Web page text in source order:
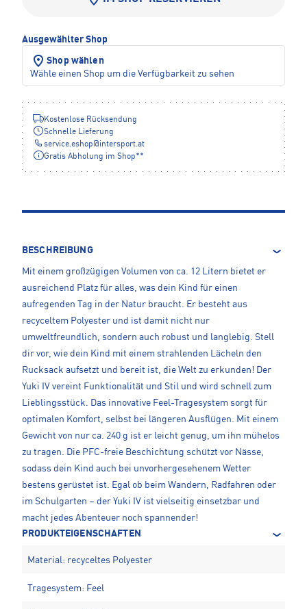
Ausgewählter Shop
Shop wählen
Wähle einen Shop um die Verfügbarkeit zu sehen
Kostenlose Rücksendung
Schnelle Lieferung
service.eshop@intersport.at
Gratis Abholung im Shop**
BESCHREIBUNG
Mit einem großzügigen Volumen von ca. 12 Litern bietet er
ausreichend Platz für alles, was dein Kind für einen
aufregenden Tag in der Natur braucht. Er besteht aus
recyceltem Polyester und ist damit nicht nur
umweltfreundlich, sondern auch robust und langlebig. Stell
dir vor, wie dein Kind mit einem strahlenden Lächeln den
Rucksack aufsetzt und bereit ist, die Welt zu erkunden! Der
Yuki IV vereint Funktionalität und Stil und wird schnell zum
Lieblingsstück. Das innovative Feel-Tragesystem sorgt für
optimalen Komfort, selbst bei längeren Ausflügen. Mit einem
Gewicht von nur ca. 240 g ist er leicht genug, um ihn mühelos
zu tragen. Die PFC-freie Beschichtung schützt vor Nässe,
sodass dein Kind auch bei unvorhergesehenem Wetter
bestens gerüstet ist. Egal ob beim Wandern, Radfahren oder
im Schulgarten – der Yuki IV ist vielseitig einsetzbar und
macht jedes Abenteuer noch spannender!
PRODUKTEIGENSCHAFTEN
Material: recyceltes Polyester
Tragesystem: Feel